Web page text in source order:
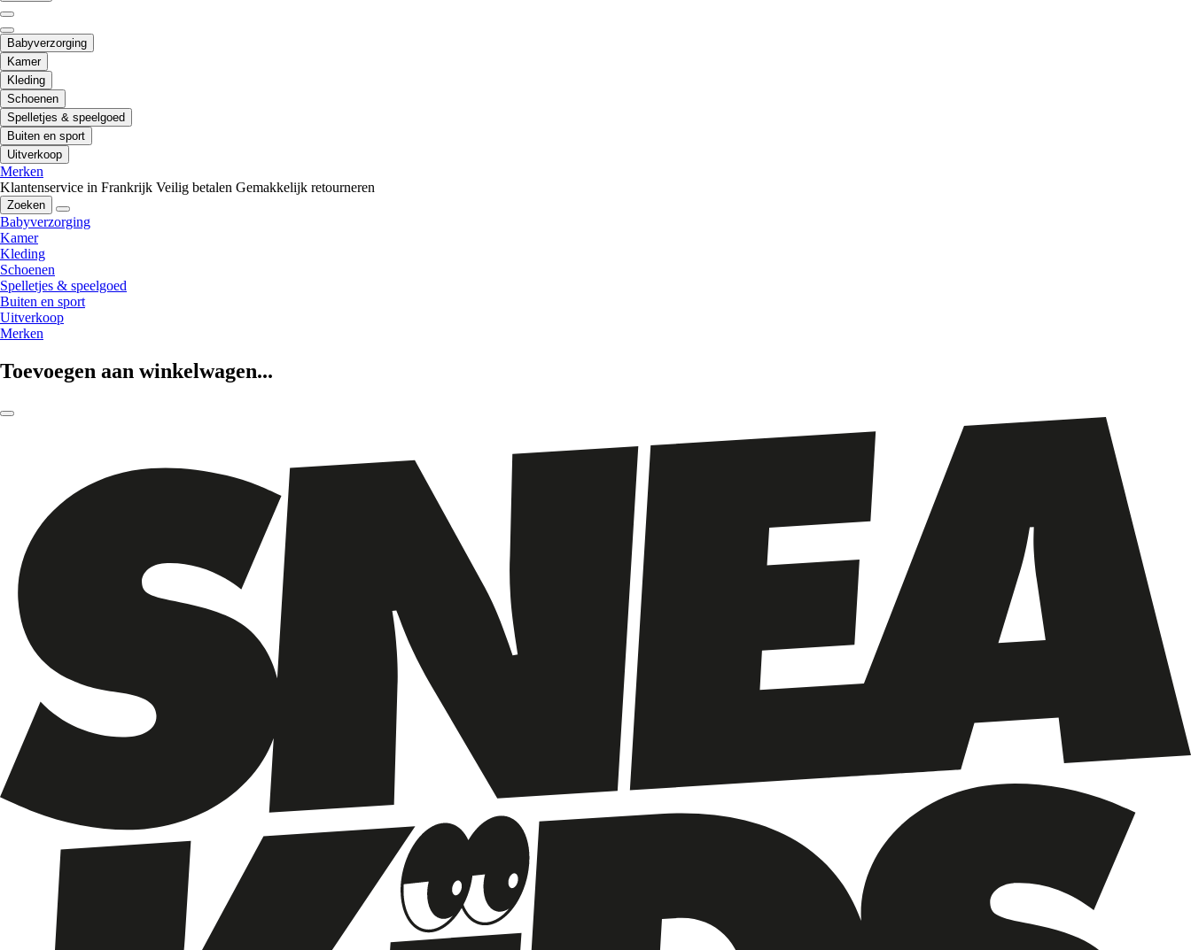
Babyverzorging
Kamer
Kleding
Schoenen
Spelletjes & speelgoed
Buiten en sport
Uitverkoop
Merken
Klantenservice in Frankrijk Veilig betalen Gemakkelijk retourneren
Zoeken
Babyverzorging
Kamer
Kleding
Schoenen
Spelletjes & speelgoed
Buiten en sport
Uitverkoop
Merken
Toevoegen aan winkelwagen...